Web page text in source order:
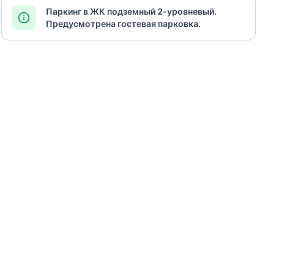
Паркинг в ЖК подземный 2-уровневый.
Предусмотрена гостевая парковка.